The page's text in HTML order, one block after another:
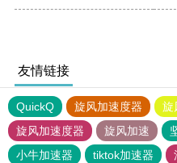
友情链接
QuickQ 旋风加速度器 旋
旋风加速度器
旋风加速
小牛加速器
tiktok加速器